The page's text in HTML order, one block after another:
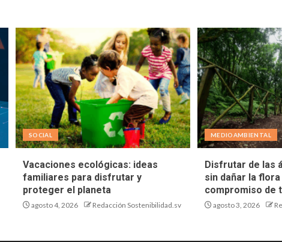
SOCIAL
Vacaciones ecológicas: ideas
familiares para disfrutar y
proteger el planeta
agosto 4, 2026 Redacción Sostenibilidad.sv
MEDIOAMBIENTAL
Disfrutar de las
sin dañar la
compromiso de
agosto 3, 2026